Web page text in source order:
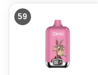
0
。
5
0
。
59